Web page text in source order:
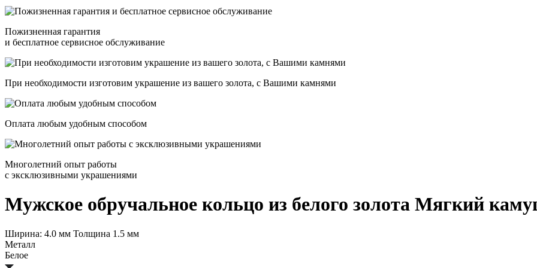
Пожизненная гарантия
и бесплатное сервисное обслуживание
При необходимости изготовим украшение из вашего золота, с Вашими камнями
Оплата любым удобным способом
Многолетний опыт работы
с эксклюзивными украшениями
Мужское обручальное кольцо из белого золота Мягкий
Ширина: 4.0 мм Толщина 1.5 мм
Металл
Белое